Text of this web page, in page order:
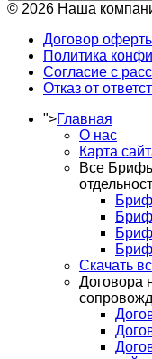
© 2026 Наша
Договор
Политика
Согласие с
Отказ от
">Главная
О нас
Карта
Все
Бриф
Бриф
Бриф
Бриф
Скачать
Договора